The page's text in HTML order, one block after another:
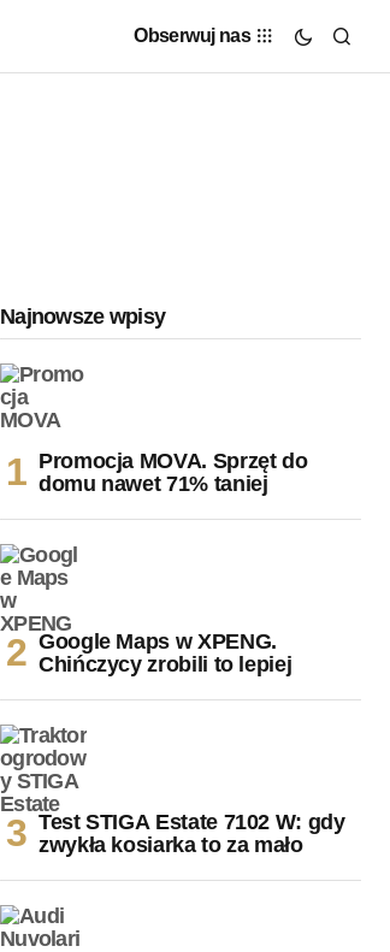
Obserwuj nas
Najnowsze wpisy
Promocja MOVA. Sprzęt do
domu nawet 71% taniej
Google Maps w XPENG.
Chińczycy zrobili to lepiej
Test STIGA Estate 7102 W: gdy
zwykła kosiarka to za mało